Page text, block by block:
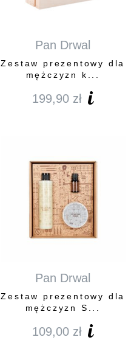
Pan Drwal
Zestaw prezentowy dla
mężczyzn k...
199,90 zł
Pan Drwal
Zestaw prezentowy dla
mężczyzn S...
109,00 zł